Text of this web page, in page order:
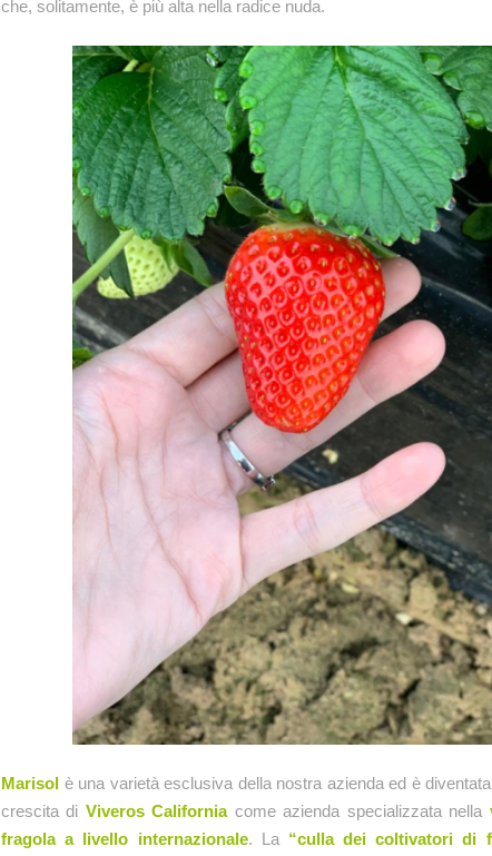
che, solitamente, è più alta nella radice nuda.
Marisol è una varietà esclusiva della nostra azienda ed è
crescita di Viveros Californiacome azienda specializzata nella
fragola a livello internazionale. La “culla dei coltivatori di